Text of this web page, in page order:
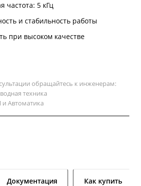
частота: 5 кГц
и стабильность работы
при высоком качестве
обращайтесь к инженерам:
техника
и Автоматика
Документация Как купить